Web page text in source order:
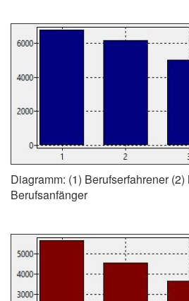
Diagramm: (1) Berufserfahrener
Berufsanfänger